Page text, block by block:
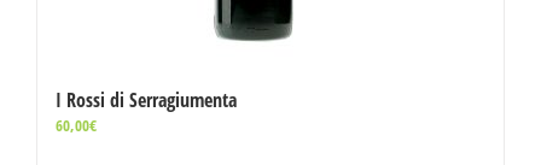
I Rossi di Serragiumenta
60,00€